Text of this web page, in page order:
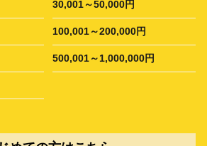
30,001～50,000円
100,001～200,000円
500,001～1,000,000円